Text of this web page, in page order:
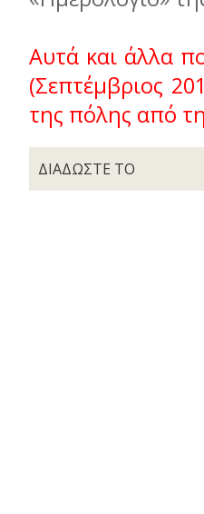
Αυτά και άλλα
(Σεπτέμβριος
της πόλης από
ΔΙΑΔΩΣΤΕ ΤΟ